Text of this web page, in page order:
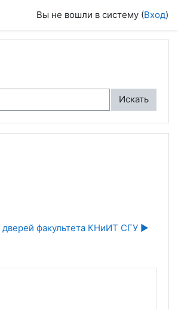
Вы не вошли в систему (Вход)
Искать
факультета КНиИТ СГУ ▶︎